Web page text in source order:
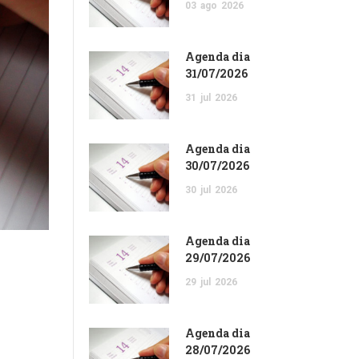
03 ago 2026
Agenda dia
31/07/2026
31 jul 2026
Agenda dia
30/07/2026
30 jul 2026
Agenda dia
29/07/2026
29 jul 2026
Agenda dia
28/07/2026